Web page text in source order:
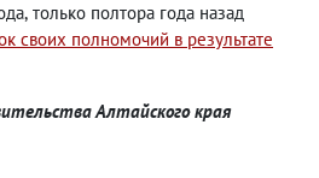
, только полтора года назад
своих полномочий в результате
Алтайского края